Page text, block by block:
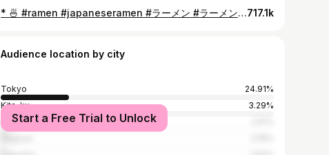
* 🍜 #ramen #japaneseramen #ラーメン #ラーメン大好き #現場解散 #ディレクター #仕事終わりの一杯 #仕事終わり #おつかれさまでした #🍜 #日本テレビ #日本テレビアナウンサー #アナウンサー #郡司恭子717.1k
Audience location by city
Tokyo
24.91%
Kita-ku
3.29%
Yokohama
Start a Free Trial to Unlock